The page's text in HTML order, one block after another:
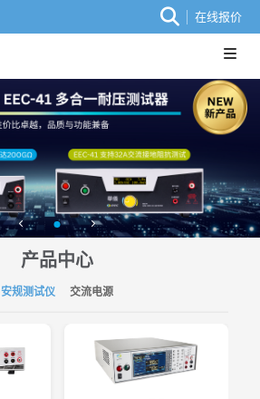
在线报价
产品中心
安规测试仪 交流电源